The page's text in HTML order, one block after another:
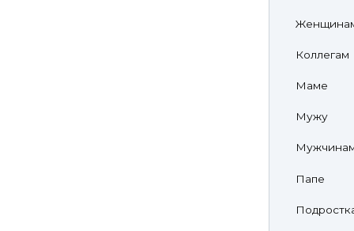
Коллегам
Маме
Мужу
Папе